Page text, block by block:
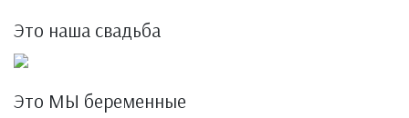
Это наша свадьба
Это МЫ беременные